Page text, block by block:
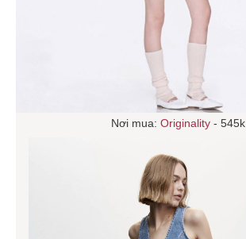
Nơi mua: Originality - 545k